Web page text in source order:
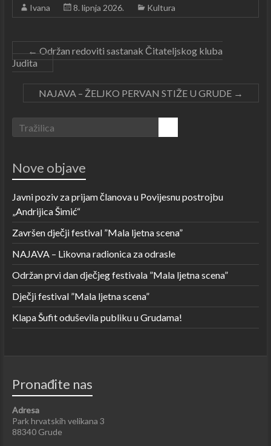
Ivana 8. lipnja 2026. Kultura
←Održan redoviti sastanak Čitateljskog kluba
Judita
NAJAVA – ŽELJKO PERVAN STIŽE U GRUDE →
Nove objave
Javni poziv za prijam članova u Povijesnu postrojbu
„Andrijica Šimić“
Završen dječji festival ”Mala ljetna scena”
NAJAVA – Likovna radionica za odrasle
Održan prvi dan dječjeg festivala ”Mala ljetna scena”
Dječji festival ”Mala ljetna scena”
Klapa Šufit oduševila publiku u Grudama!
Pronađite nas
Adresa
Park hrvatskih velikana 3
88340 Grude